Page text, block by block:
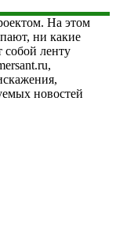
На этом
ни какие
собой ленту
новостей